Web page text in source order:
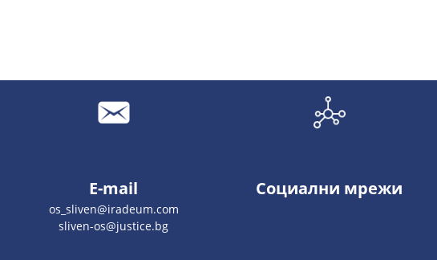
E-mail
os_sliven@iradeum.com
sliven-os@justice.bg
Социални мрежи